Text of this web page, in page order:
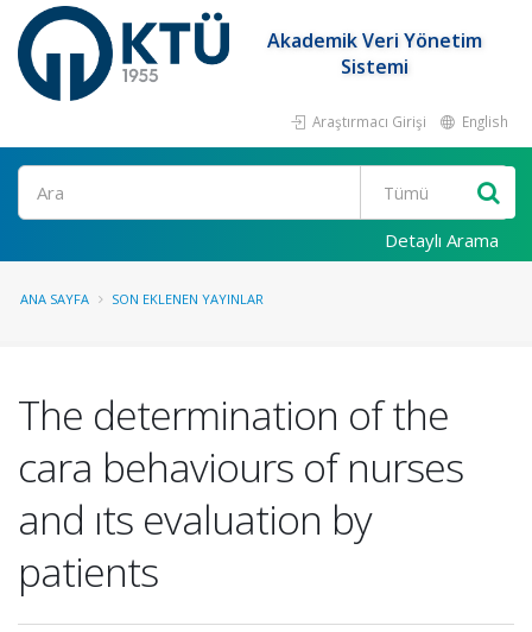
Akademik Veri Yönetim
Sistemi
Araştırmacı Girişi English
Ara
Detaylı Arama
ANA SAYFA SON EKLENEN YAYINLAR
The determination of the
cara behaviours of nurses
and ıts evaluation by
patients